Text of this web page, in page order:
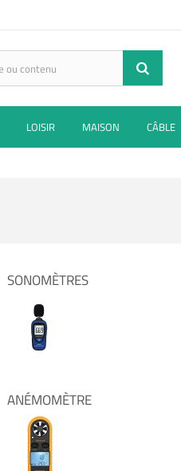
LOISIR MAISON CÂBLE
SONOMÈTRES
ANÉMOMÈTRE